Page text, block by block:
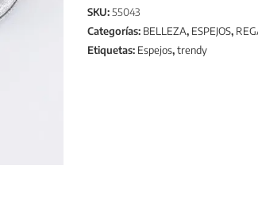
SKU: 55043
Categorías: BELLEZA, ESPEJOS,
Etiquetas: Espejos,trendy